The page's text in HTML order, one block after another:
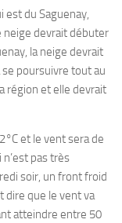
est du Saguenay,
neige devrait débuter
la neige devrait
poursuivre tout au
région et elle devrait
et le vent sera de
pas très
soir, un front froid
dire que le vent va
atteindre entre 50